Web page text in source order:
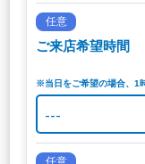
任意
ご来店希望時間
※当日をご希望の場合、1
任意